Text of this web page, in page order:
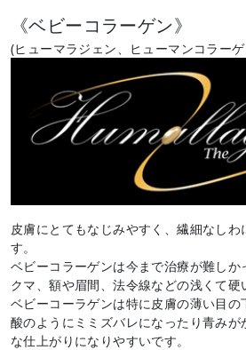
《ベビーコラーゲン》
(ヒューマラジェン、ヒューマンコラー
皮膚にとてもなじみやすく、繊細なし
す。
ベビーコラーゲンは今まで治療が難し
クマ、額や眉間、法令線などの浅くて硬
ベビーコーラゲンは特に皮膚の薄い目の
酸のようにミミズバレになったり青みが
な仕上がりになりやすいです。